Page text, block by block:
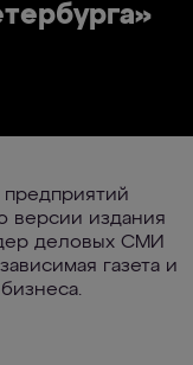
версии издания
деловых СМИ
газета и